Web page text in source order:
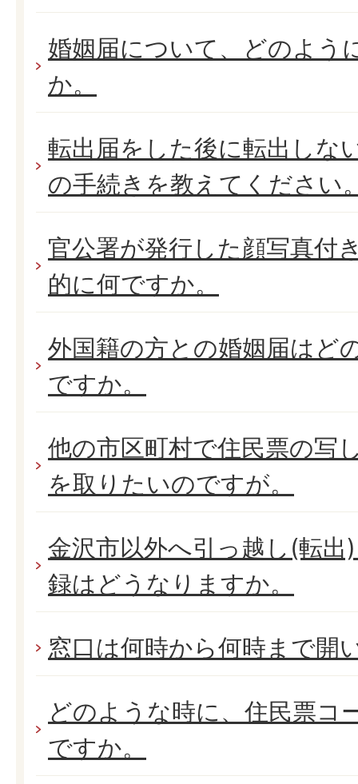
婚姻届について、どのよう
か。
転出届をした後に転出しな
の手続きを教えてください
官公署が発行した顔写真付
的に何ですか。
外国籍の方との婚姻届はど
ですか。
他の市区町村で住民票の写
を取りたいのですが。
金沢市以外へ引っ越し(転出
録はどうなりますか。
窓口は何時から何時まで開
どのような時に、住民票コ
ですか。